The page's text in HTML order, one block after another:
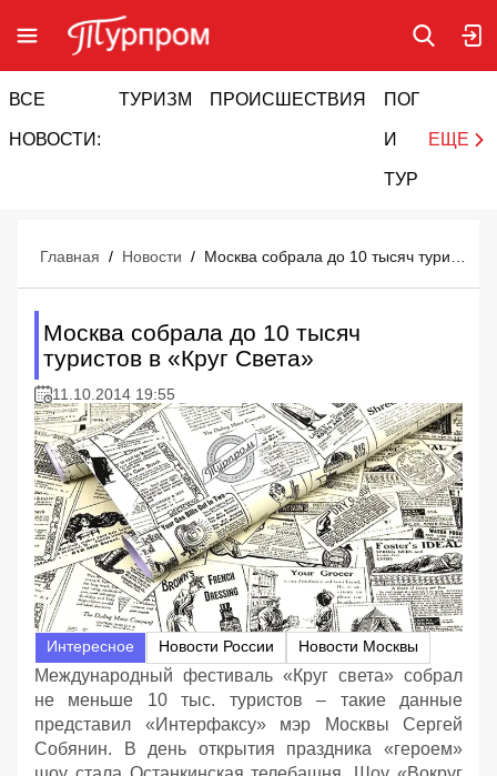
ВСЕ
НОВОСТИ:
ТУРИЗМ ПРОИСШЕСТВИЯ ПОГОДА
И
ТУРИЗМ
ЕЩЕ
Главная / Новости /
Москва собрала до 10 тысяч
туристов в «Круг Света»
11.10.2014 19:55
Интересное Новости России Новости Москвы
Международный фестиваль «Круг света» собрал
не меньше 10 тыс. туристов – такие данные
представил «Интерфаксу» мэр Москвы Сергей
Собянин. В день открытия праздника «героем»